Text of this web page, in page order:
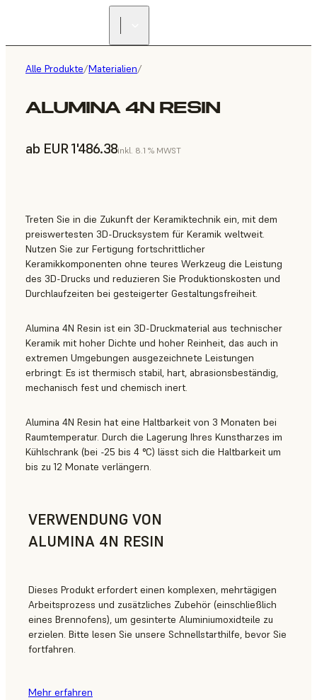
Alle Produkte/Materialien/
ALUMINA 4N RESIN
ab EUR 1'486.38inkl. 8.1 % MWST
Treten Sie in die Zukunft der Keramiktechnik ein, mit dem
preiswertesten 3D-Drucksystem für Keramik weltweit.
Nutzen Sie zur Fertigung fortschrittlicher
Keramikkomponenten ohne teures Werkzeug die Leistung
des 3D-Drucks und reduzieren Sie Produktionskosten und
Durchlaufzeiten bei gesteigerter Gestaltungsfreiheit.
Alumina 4N Resin ist ein 3D-Druckmaterial aus technischer
Keramik mit hoher Dichte und hoher Reinheit, das auch in
extremen Umgebungen ausgezeichnete Leistungen
erbringt: Es ist thermisch stabil, hart, abrasionsbeständig,
mechanisch fest und chemisch inert.
Alumina 4N Resin hat eine Haltbarkeit von 3 Monaten bei
Raumtemperatur. Durch die Lagerung Ihres Kunstharzes im
Kühlschrank (bei -25 bis 4 °C) lässt sich die Haltbarkeit um
bis zu 12 Monate verlängern.
VERWENDUNG VON
ALUMINA 4N RESIN
Dieses Produkt erfordert einen komplexen, mehrtägigen
Arbeitsprozess und zusätzliches Zubehör (einschließlich
eines Brennofens), um gesinterte Aluminiumoxidteile zu
erzielen. Bitte lesen Sie unsere Schnellstarthilfe, bevor Sie
fortfahren.
Mehr erfahren